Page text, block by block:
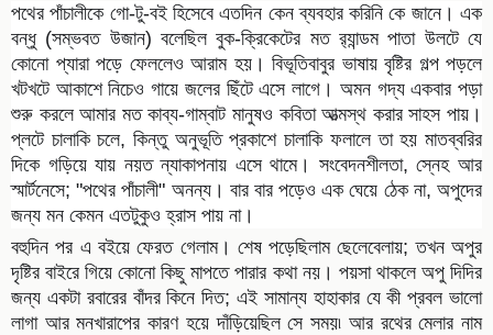
পথের পাঁচালীকে গো-টু-বই হিসেবে এতদিন কেন ব্যবহার করিনি কে জানে। এক
বন্ধু (সম্ভবত উজান) বলেছিল বুক-ক্রিকেটের মত র‍্যান্ডম পাতা উলটে যে
কোনো প্যারা পড়ে ফেললেও আরাম হয়। বিভূতিবাবুর ভাষায় বৃষ্টির গল্প পড়লে
খটখটে আকাশে নিচেও গায়ে জলের ছিঁটে এসে লাগে। অমন গদ্য একবার পড়া
শুরু করলে আমার মত কাব্য-গাম্বাট মানুষও কবিতা আত্মস্থ করার সাহস পায়।
প্লটে চালাকি চলে, কিন্তু অনুভূতি প্রকাশে চালাকি ফলালে তা হয় মাতব্বরির
দিকে গড়িয়ে যায় নয়ত ন্যাকাপনায় এসে থামে। সংবেদনশীলতা, স্নেহ আর
স্মার্টনেসে; "পথের পাঁচালী" অনন্য। বার বার পড়েও এক ঘেয়ে ঠেক না, অপুদের
জন্য মন কেমন এতটুকুও হ্রাস পায় না।
বহুদিন পর এ বইয়ে ফেরত গেলাম। শেষ পড়েছিলাম ছেলেবেলায়; তখন অপুর
দৃষ্টির বাইরে গিয়ে কোনো কিছু মাপতে পারার কথা নয়। পয়সা থাকলে অপু দিদির
জন্য একটা রবারের বাঁদর কিনে দিত; এই সামান্য হাহাকার যে কী প্রবল ভালো
লাগা আর মনখারাপের কারণ হয়ে দাঁড়িয়েছিল সে সময়৷ আর রথের মেলার নাম